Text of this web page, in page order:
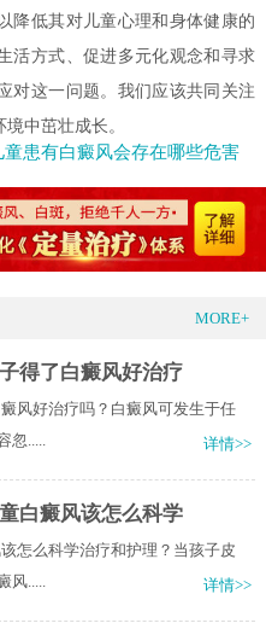
降低其对儿童心理和身体健康的
活方式、促进多元化观念和寻求
对这一问题。我们应该共同关注
中茁壮成长。
患有白癜风会存在哪些危害
MORE+
得了白癜风好治疗
风好治疗吗？白癜风可发生于任
忽.....
详情>>
白癜风该怎么科学
怎么科学治疗和护理？当孩子皮
风.....
详情>>